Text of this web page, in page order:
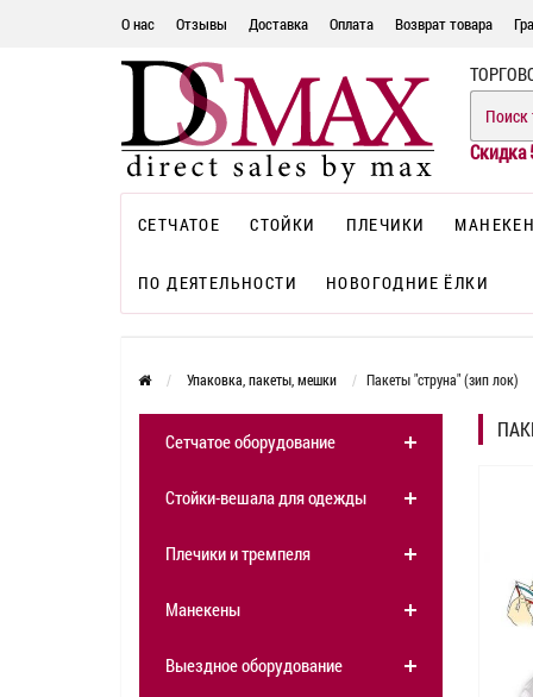
О нас Отзывы Доставка Оплата Возврат товара
Скидка
СЕТЧАТОЕ СТОЙКИ ПЛЕЧИКИ
ПО ДЕЯТЕЛЬНОСТИ НОВОГОДНИЕ ЁЛКИ
Упаковка, пакеты, мешки Пакеты "струна" (зип лок)
Сетчатое оборудование
Стойки-вешала для одежды
Плечики и тремпеля
Манекены
Выездное оборудование